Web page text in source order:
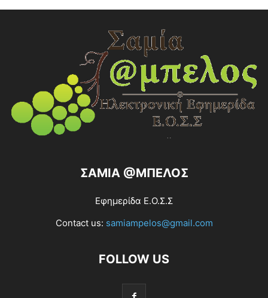
ΣΑΜΙΑ @ΜΠΕΛΟΣ
Εφημερίδα Ε.Ο.Σ.Σ
Contact us: samiampelos@gmail.com
FOLLOW US